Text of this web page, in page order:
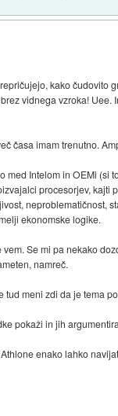
kako čudovito
vidnega vzroka!
časa imam trenutno.
med Intelom in OEMi
procesorjev,
neproblematičnost,
ekonomske logike.
Se mi pa nekako
namreč.
tud meni zdi da je tema
pokaži in jih
enako lahko